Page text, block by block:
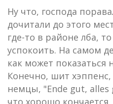
Ну что, господа
дочитали до этого
где-то в районе лба,
успокоить. На самом
как может показаться
Конечно, шит хэппенс,
немцы, "Ende gut,
что хорошо